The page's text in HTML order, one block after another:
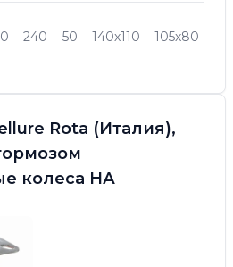
240 50 140х110 105х80
Rota (Италия),
колеса НА